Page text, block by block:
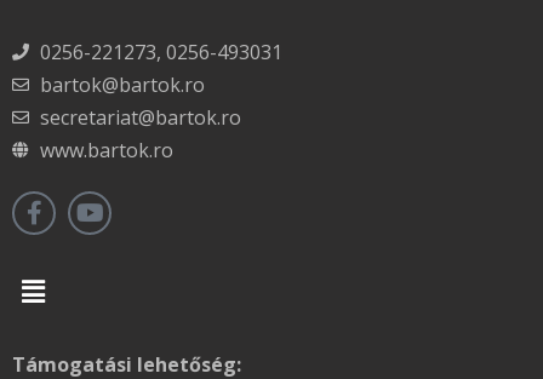
0256-221273, 0256-493031
bartok@bartok.ro
secretariat@bartok.ro
www.bartok.ro
Menu
Támogatási lehetőség: